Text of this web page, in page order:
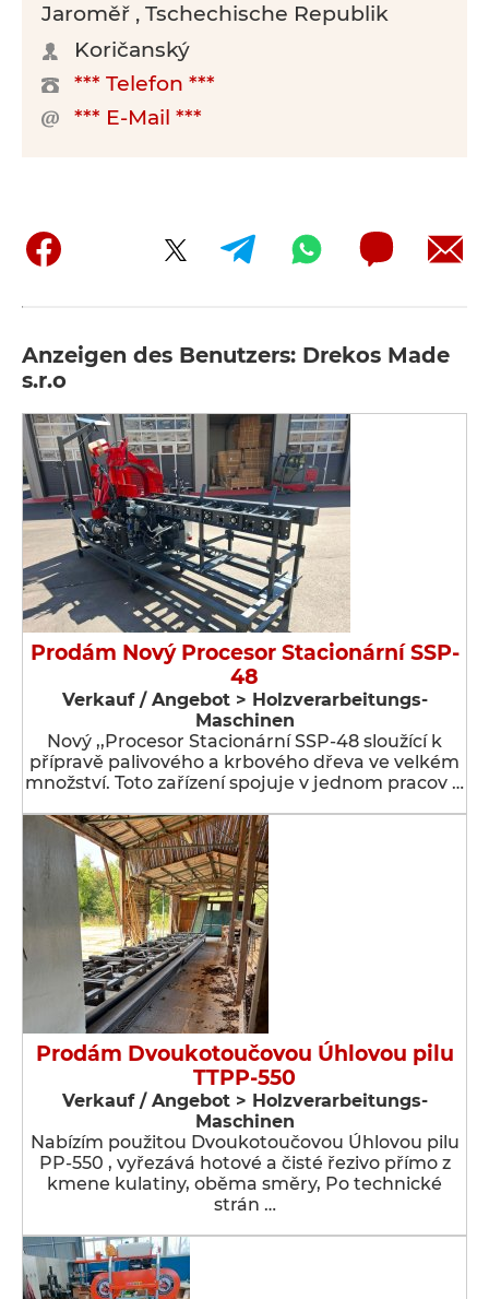
Jaroměř , Tschechische Republik
Koričanský
*** Telefon ***
*** E-Mail ***
Anzeigen des Benutzers: Drekos Made
s.r.o
Prodám Nový Procesor Stacionární SSP-
48
Verkauf / Angebot > Holzverarbeitungs-
Maschinen
Nový ,,Procesor Stacionární SSP-48 sloužící k
přípravě palivového a krbového dřeva ve velkém
množství. Toto zařízení spojuje v jednom pracov …
Prodám Dvoukotoučovou Úhlovou pilu
TTPP-550
Verkauf / Angebot > Holzverarbeitungs-
Maschinen
Nabízím použitou Dvoukotoučovou Úhlovou pilu
PP-550 , vyřezává hotové a čisté řezivo přímo z
kmene kulatiny, oběma směry, Po technické
strán …